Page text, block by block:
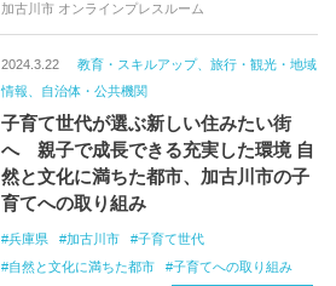
刀田山 鶴林寺
加古川市 オンラインプレスルーム
2024.3.22
教育・スキルアップ、旅行・観光・地域
情報、自治体・公共機関
子育て世代が選ぶ新しい住みたい街
へ 親子で成長できる充実した環境 自
然と文化に満ちた都市、加古川市の子
育てへの取り組み
兵庫県 加古川市
子育て世代
自然と文化に満ちた都市
子育てへの取り組み